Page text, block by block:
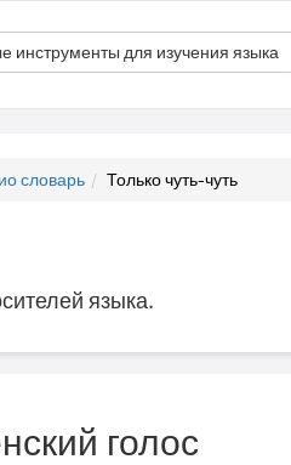
инструменты для изучения языка
словарь Только чуть-чуть
языка.
голос